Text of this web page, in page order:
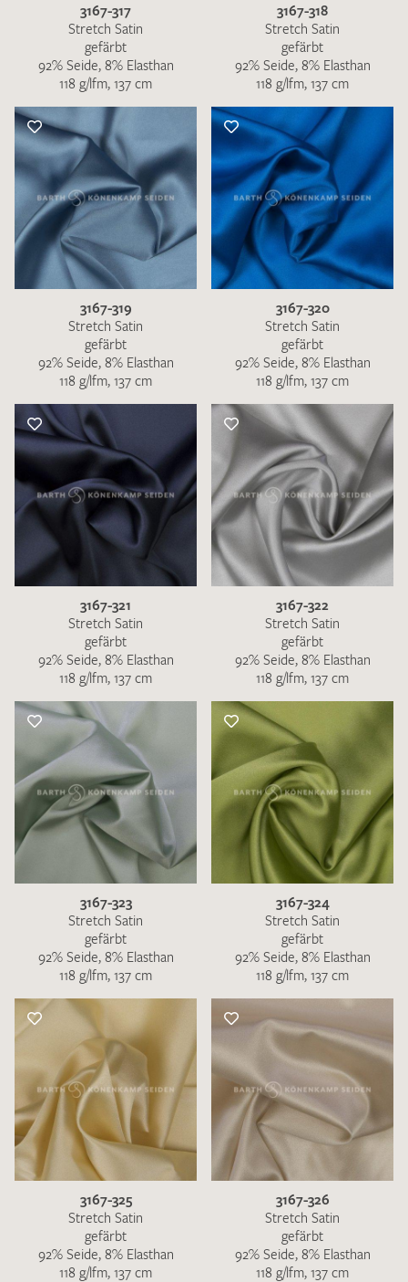
3167-317
Stretch Satin
gefärbt
92% Seide, 8% Elasthan
118 g/lfm, 137 cm
3167-318
Stretch Satin
gefärbt
92% Seide, 8% Elasthan
118 g/lfm, 137 cm
3167-319
Stretch Satin
gefärbt
92% Seide, 8% Elasthan
118 g/lfm, 137 cm
3167-320
Stretch Satin
gefärbt
92% Seide, 8% Elasthan
118 g/lfm, 137 cm
3167-321
Stretch Satin
gefärbt
92% Seide, 8% Elasthan
118 g/lfm, 137 cm
3167-322
Stretch Satin
gefärbt
92% Seide, 8% Elasthan
118 g/lfm, 137 cm
3167-323
Stretch Satin
gefärbt
92% Seide, 8% Elasthan
118 g/lfm, 137 cm
3167-324
Stretch Satin
gefärbt
92% Seide, 8% Elasthan
118 g/lfm, 137 cm
3167-325
Stretch Satin
gefärbt
92% Seide, 8% Elasthan
118 g/lfm, 137 cm
3167-326
Stretch Satin
gefärbt
92% Seide, 8% Elasthan
118 g/lfm, 137 cm